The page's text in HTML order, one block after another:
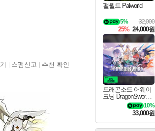
스팸신고 추천 확인
팰월드 Palworld
32,000
5%
25% 24,000원
드래곤소드 어웨이
크닝 DragonSword A
10%
33,000원